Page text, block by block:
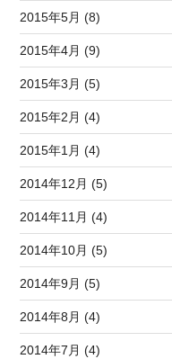
2015年5月 (8)
2015年4月 (9)
2015年3月 (5)
2015年2月 (4)
2015年1月 (4)
2014年12月 (5)
2014年11月 (4)
2014年10月 (5)
2014年9月 (5)
2014年8月 (4)
2014年7月 (4)